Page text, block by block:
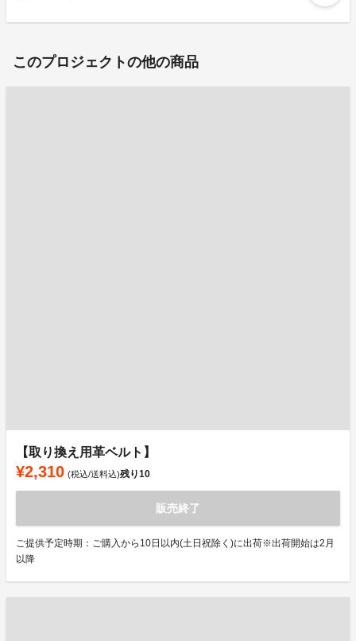
このプロジェクトの他の商品
【取り換え用革ベルト】
¥2,310 (税込/送料込)残り10
販売終了
ご提供予定時期：ご購入から10日以内(土日祝除く)に出荷※出荷開始は2月
以降